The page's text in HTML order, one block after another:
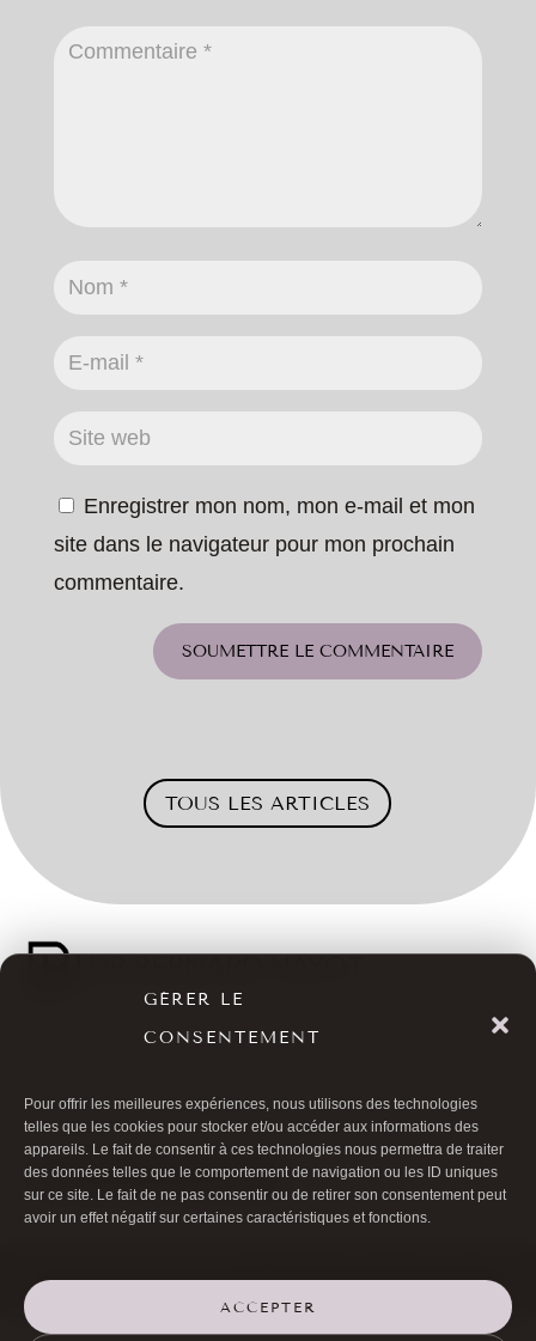
GÉRER LE
CONSENTEMENT
Pour offrir les meilleures expériences, nous utilisons des technologies
telles que les cookies pour stocker et/ou accéder aux informations des
appareils. Le fait de consentir à ces technologies nous permettra de traiter
des données telles que le comportement de navigation ou les ID uniques
sur ce site. Le fait de ne pas consentir ou de retirer son consentement peut
avoir un effet négatif sur certaines caractéristiques et fonctions.
ACCEPTER
Enregistrer mon nom, mon e-mail et mon
site dans le navigateur pour mon prochain
commentaire.
SOUMETTRE LE COMMENTAIRE
TOUS LES ARTICLES
01 40 17 00 99
PRENDRE RENDEZ-VOUS